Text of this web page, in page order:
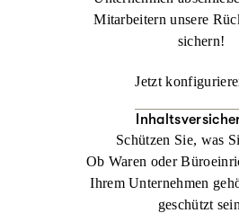
Mitarbeitern unsere
sichern!
Jetzt
Schützen Sie, was
Ob Waren oder
Ihrem Unternehmen
geschützt